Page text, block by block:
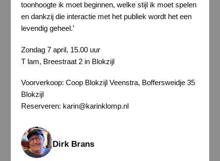
toonhoogte ik moet beginnen, welke stijl ik moet spelen
en dankzij die interactie met het publiek wordt het een
levendig geheel.’
Zondag 7 april, 15.00 uur
T lam, Breestraat 2 in Blokzijl
Voorverkoop: Coop Blokzijl Veenstra, Boffersweidje 35
Blokzijl
Reserveren: karin@karinklomp.nl
Dirk Brans